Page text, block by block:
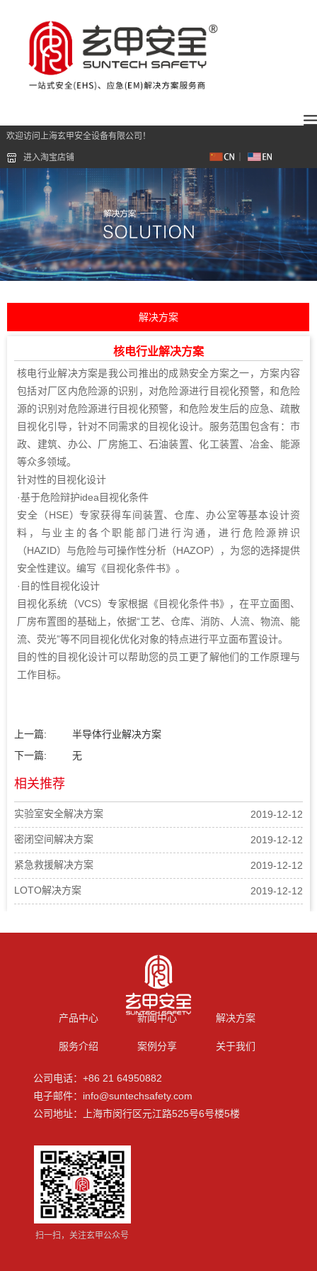
欢迎访问上海玄甲安全设备有限公司！
进入淘宝店铺
解决方案
核电行业解决方案
核电行业解决方案是我公司推出的成熟安全方案之一，方案内容
包括对厂区内危险源的识别，对危险源进行目视化预警，和危险
源的识别对危险源进行目视化预警，和危险发生后的应急、疏散
目视化引导，针对不同需求的目视化设计。服务范围包含有： 市
政、 建筑、办公、厂房施工、石油装置、化工装置、冶金、能源
等众多领域。
针对性的目视化设计
·基于危险辩护idea目视化条件
安全（HSE）专家获得车间装置、仓库、办公室等基本设计资
料，与业主的各个职能部门进行沟通，进行危险源辨识
（HAZID）与危险与可操作性分析（HAZOP），为您的选择提供
安全性建议。编写《目视化条件书》。
·目的性目视化设计
目视化系统（VCS）专家根据《目视化条件书》，在平立面图、
厂房布置图的基础上，依据“工艺、仓库、消防、人流、物流、能
流、荧光”等不同目视化优化对象的特点进行平立面布置设计。
目的性的目视化设计可以帮助您的员工更了解他们的工作原理与
工作目标。
上一篇:
半导体行业解决方案
下一篇:
无
相关推荐
实验室安全解决方案 2019-12-12
密闭空间解决方案 2019-12-12
紧急救援解决方案 2019-12-12
LOTO解决方案 2019-12-12
产品中心 新闻中心 解决方案
服务介绍 案例分享 关于我们
公司电话：+86 21 64950882
电子邮件：info@suntechsafety.com
公司地址：上海市闵行区元江路525号6号楼5楼
扫一扫，关注玄甲公众号